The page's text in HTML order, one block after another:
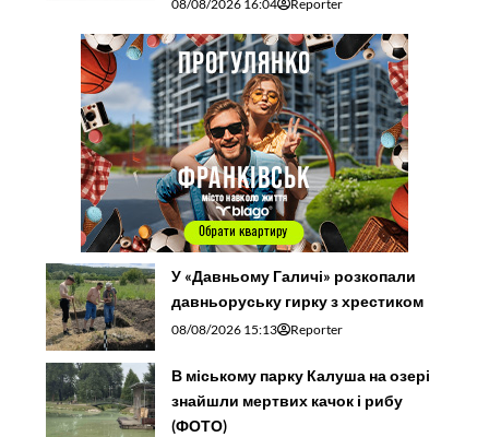
08/08/2026 16:04 Reporter
У «Давньому Галичі» розкопали
давньоруську гирку з хрестиком
08/08/2026 15:13 Reporter
В міському парку Калуша на озері
знайшли мертвих качок і рибу
(ФОТО)